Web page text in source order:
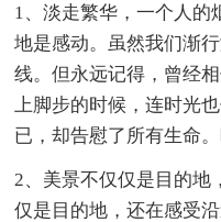
1、淡走繁华，一个人的
地是感动。虽然我们渐
线。但永远记得，曾经
上脚步的时候，连时光
已，却告慰了所有生命。
2、美景不仅仅是目的地
仅是目的地，还在感受